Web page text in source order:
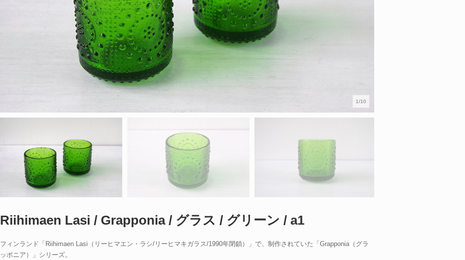
1/10
Riihimaen Lasi / Grapponia / グラス / グリーン / a1
フィンランド「Riihimaen Lasi（リーヒマエン・ラシ/リーヒマキガラス/1990年閉鎖）」で、制作されていた「Grapponia（グラ
ッポニア）」シリーズ。